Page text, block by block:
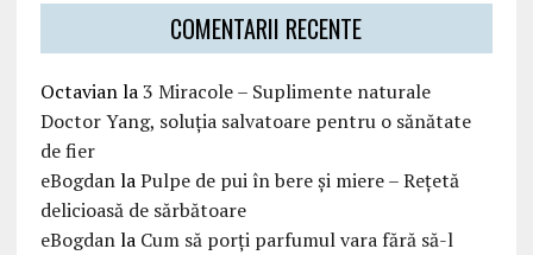
COMENTARII RECENTE
Octavianla3 Miracole – Suplimente naturale
Doctor Yang, soluția salvatoare pentru o sănătate
de fier
eBogdanlaPulpe de pui în bere și miere – Rețetă
delicioasă de sărbătoare
eBogdanla Cum să porți parfumul vara fără să-l